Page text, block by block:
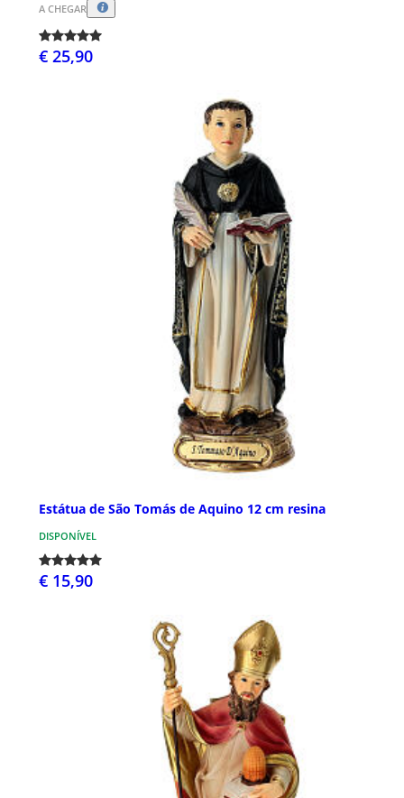
A CHEGAR
€ 25,90
Estátua de São Tomás de Aquino 12 cm resina
DISPONÍVEL
€ 15,90